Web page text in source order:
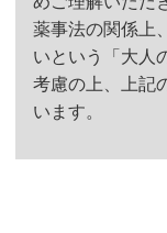
薬事法の関係上
いという「大人
考慮の上、上記
います。